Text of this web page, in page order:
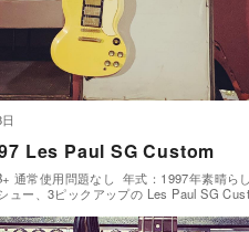
Les Paul SG Custom
通常使用問題なし 年式：1997年素晴ら
ュー、3ピックアップの Les Paul SG